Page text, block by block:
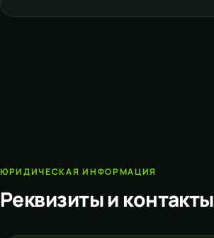
ЮРИДИЧЕСКАЯ ИНФОРМАЦИЯ
Реквизиты и контакты